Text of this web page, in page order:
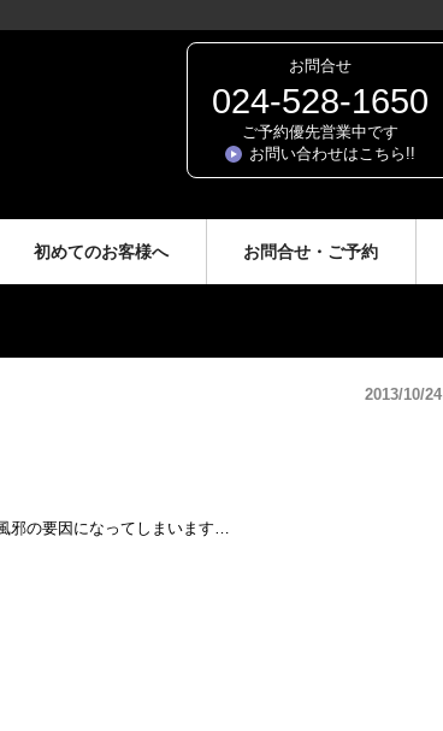
お問合せ
024-528-1650
ご予約優先営業中です
お問い合わせはこちら!!
初めてのお客様へ お問合せ・ご予約
2013/10/24
邪の要因になってしまいます…